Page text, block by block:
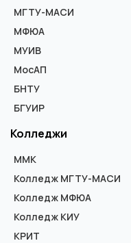
МГТУ-МАСИ
МФЮА
МУИВ
МосАП
БНТУ
БГУИР
Колледжи
ММК
Колледж МГТУ-МАСИ
Колледж МФЮА
Колледж КИУ
КРИТ